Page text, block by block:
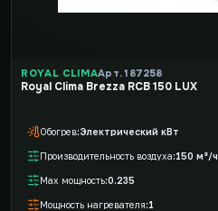
ROYAL CLIMAАрт. 187258
Royal Clima Brezza RCB 150 LUX
Обогрев Электрический кВт
Производительность воздуха 150 м³/ч
Max мощность 0.235
Мощность нагревателя 1